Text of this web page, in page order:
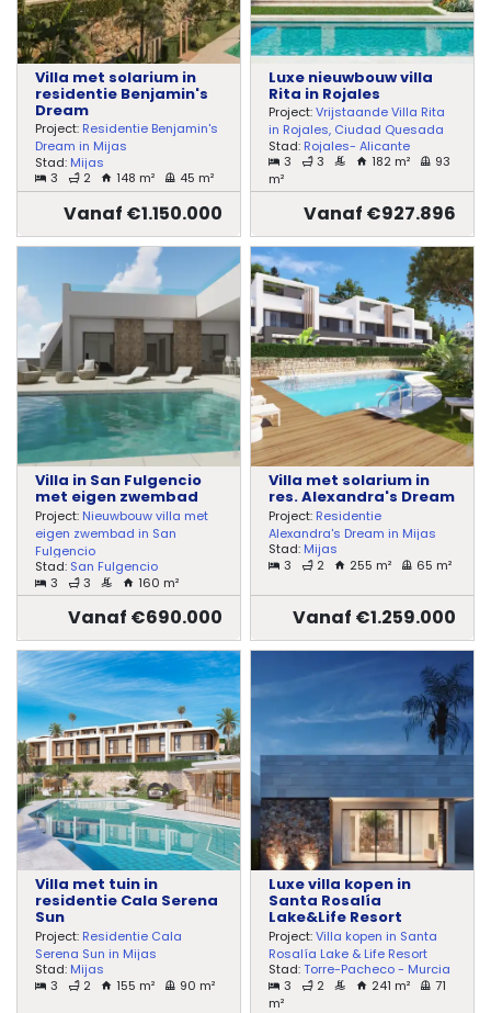
Villa met solarium in
residentie Benjamin's
Dream
Project: Residentie Benjamin's
Dream in Mijas
Stad: Mijas
3
2 148 m² 45 m²
Vanaf €1.150.000
Luxe nieuwbouw villa
Rita in Rojales
Project:Vrijstaande Villa Rita
in Rojales, Ciudad Quesada
Stad: Rojales- Alicante
3
3 182 m²
93
m²
Vanaf €927.896
Villa in San Fulgencio
met eigen zwembad
Project: Nieuwbouw villa met
eigen zwembad in San
Fulgencio
Stad: San Fulgencio
3
3 160 m²
Vanaf €690.000
Villa met solarium in
res. Alexandra's Dream
Project: Residentie
Alexandra's Dream in Mijas
Stad: Mijas
3
2 255 m² 65 m²
Vanaf €1.259.000
Villa met tuin in
residentie Cala Serena
Sun
Project: Residentie Cala
Serena Sun in Mijas
Stad: Mijas
3
2 155 m² 90 m²
Luxe villa kopen in
Santa Rosalía
Lake&Life Resort
Project:Villa kopen in Santa
Rosalía Lake & Life Resort
Stad:Torre-Pacheco - Murcia
3
2 241 m²
71
m²